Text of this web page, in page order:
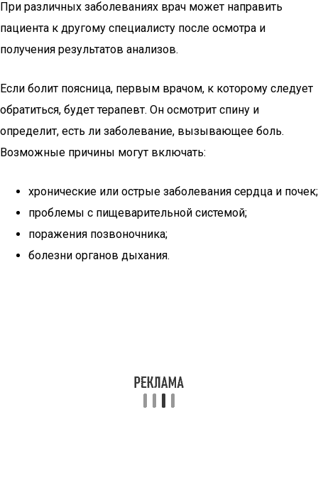
При различных заболеваниях врач может направить
пациента к другому специалисту после осмотра и
получения результатов анализов.
Если болит поясница, первым врачом, к которому следует
обратиться, будет терапевт. Он осмотрит спину и
определит, есть ли заболевание, вызывающее боль.
Возможные причины могут включать:
хронические или острые заболевания сердца и почек;
проблемы с пищеварительной системой;
поражения позвоночника;
болезни органов дыхания.